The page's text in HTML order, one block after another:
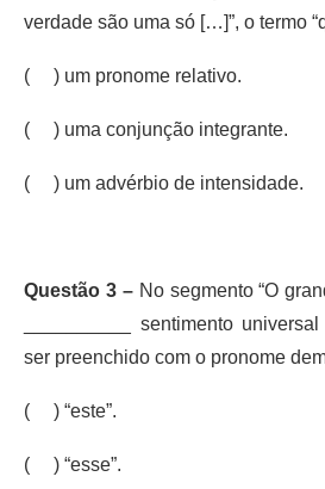
verdade são uma só […]”, o termo
( ) um pronome relativo.
( ) uma conjunção integrante.
( ) um advérbio de intensidade.
Questão 3 – No segmento “O
__________ sentimento
ser preenchido com o pronome
( ) “este”.
( ) “esse”.